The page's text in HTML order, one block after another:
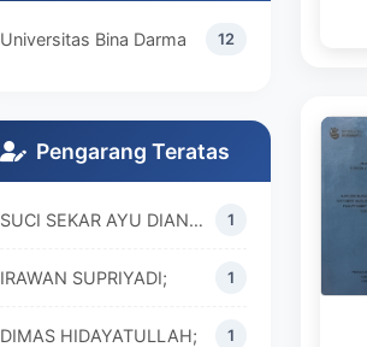
Universitas Bina Darma 12
Pengarang Teratas
SUCI SEKAR AYU DIAN WALANDARI; 1
IRAWAN SUPRIYADI; 1
DIMAS HIDAYATULLAH; 1